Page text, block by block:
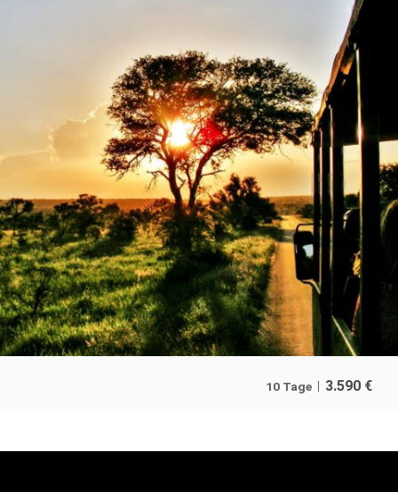
10 Tage 3.590 €